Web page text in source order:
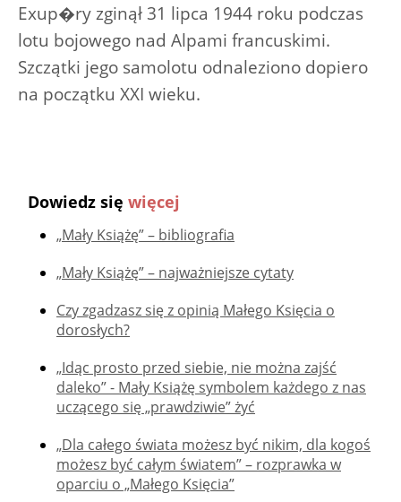
Exup�ry zginął 31 lipca 1944 roku podczas
lotu bojowego nad Alpami francuskimi.
Szczątki jego samolotu odnaleziono dopiero
na początku XXI wieku.
Dowiedz się więcej
„Mały Książę” – bibliografia
„Mały Książę” – najważniejsze cytaty
Czy zgadzasz się z opinią Małego Księcia o
dorosłych?
„Idąc prosto przed siebie, nie można zajść
daleko” - Mały Książę symbolem każdego z nas
uczącego się „prawdziwie” żyć
„Dla całego świata możesz być nikim, dla kogoś
możesz być całym światem” – rozprawka w
oparciu o „Małego Księcia”